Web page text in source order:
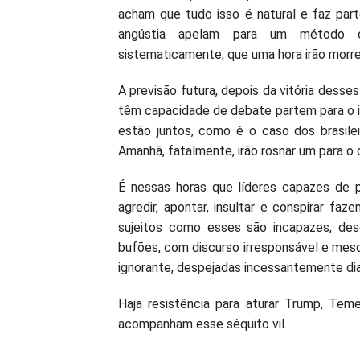
acham que tudo isso é natural e faz
angústia apelam para um
sistematicamente, que uma hora irão
A previsão futura, depois da vitória
têm capacidade de debate partem para o
estão juntos, como é o caso dos
Amanhã, fatalmente, irão rosnar um para o
É nessas horas que líderes capazes
agredir, apontar, insultar e conspirar
sujeitos como esses são incapazes,
bufões, com discurso irresponsável e
ignorante, despejadas incessantemente
Haja resistência para aturar Trump,
acompanham esse séquito vil.